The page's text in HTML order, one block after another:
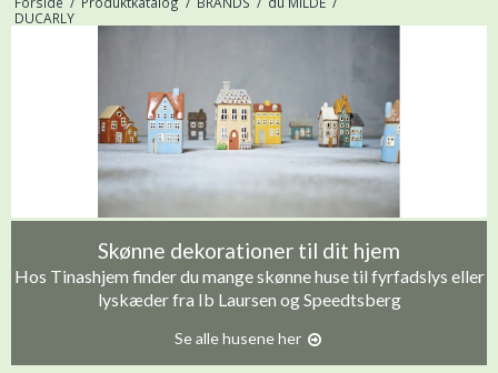
DUCARLY
Skønne dekorationer til dit hjem
Hos Tinashjem finder du mange skønne huse til fyrfadslys eller
lyskæder fra Ib Laursen og Speedtsberg
Se alle husene her